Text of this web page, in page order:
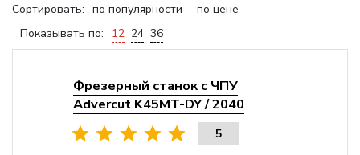
Сортировать: по популярности
по цене
Показывать по:
12 24 36
Фрезерный станок с ЧПУ
Advercut K45MT-DY / 2040
5